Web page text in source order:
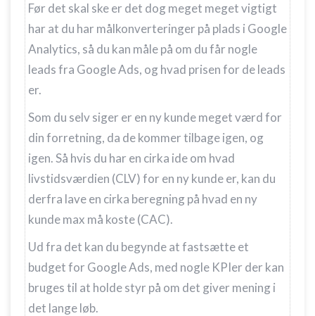
Før det skal ske er det dog meget meget vigtigt
har at du har målkonverteringer på plads i Google
Analytics, så du kan måle på om du får nogle
leads fra Google Ads, og hvad prisen for de leads
er.
Som du selv siger er en ny kunde meget værd for
din forretning, da de kommer tilbage igen, og
igen. Så hvis du har en cirka ide om hvad
livstidsværdien (CLV) for en ny kunde er, kan du
derfra lave en cirka beregning på hvad en ny
kunde max må koste (CAC).
Ud fra det kan du begynde at fastsætte et
budget for Google Ads, med nogle KPIer der kan
bruges til at holde styr på om det giver mening i
det lange løb.